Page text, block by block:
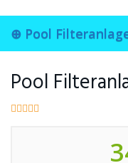
to
main
content
⊕ Pool
Pool